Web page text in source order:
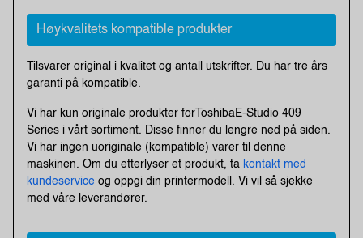
Høykvalitets kompatible produkter
Tilsvarer original i kvalitet og antall utskrifter. Du har tre års
garanti på kompatible.
Vi har kun originale produkter forToshibaE-Studio 409
Series i vårt sortiment. Disse finner du lengre ned på siden.
Vi har ingen uoriginale (kompatible) varer til denne
maskinen. Om du etterlyser et produkt, ta kontakt med
kundeservice og oppgi din printermodell. Vi vil så sjekke
med våre leverandører.